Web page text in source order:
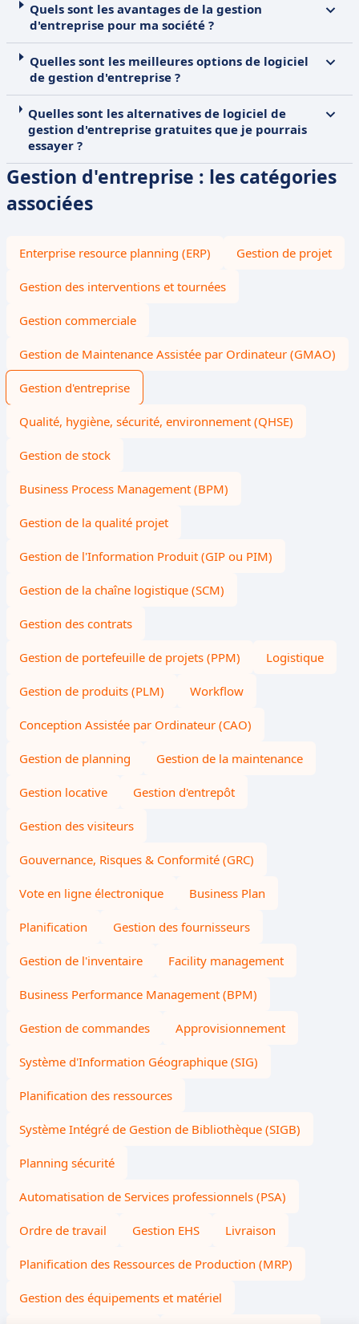
Quels sont les avantages de la gestion
d'entreprise pour ma société ?
Quelles sont les meilleures options de logiciel
de gestion d'entreprise ?
Quelles sont les alternatives de logiciel de
gestion d'entreprise gratuites que je pourrais
essayer ?
Gestion d'entreprise : les catégories
associées
Enterprise resource planning (ERP) Gestion de projet
Gestion des interventions et tournées
Gestion commerciale
Gestion de Maintenance Assistée par Ordinateur (GMAO)
Gestion d'entreprise
Qualité, hygiène, sécurité, environnement (QHSE)
Gestion de stock
Business Process Management (BPM)
Gestion de la qualité projet
Gestion de l'Information Produit (GIP ou PIM)
Gestion de la chaîne logistique (SCM)
Gestion des contrats
Gestion de portefeuille de projets (PPM) Logistique
Gestion de produits (PLM) Workflow
Conception Assistée par Ordinateur (CAO)
Gestion de planning Gestion de la maintenance
Gestion locative Gestion d'entrepôt
Gestion des visiteurs
Gouvernance, Risques & Conformité (GRC)
Vote en ligne électronique Business Plan
Planification Gestion des fournisseurs
Gestion de l'inventaire Facility management
Business Performance Management (BPM)
Gestion de commandes Approvisionnement
Système d'Information Géographique (SIG)
Planification des ressources
Système Intégré de Gestion de Bibliothèque (SIGB)
Planning sécurité
Automatisation de Services professionnels (PSA)
Ordre de travail Gestion EHS Livraison
Planification des Ressources de Production (MRP)
Gestion des équipements et matériel